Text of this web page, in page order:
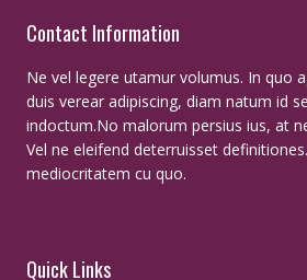
Contact Information
Ne vel legere utamur volumus. In quo
duis verear adipiscing, diam natum id
indoctum.No malorum persius ius, at
Vel ne eleifend deterruisset
mediocritatem cu quo.
Quick Links